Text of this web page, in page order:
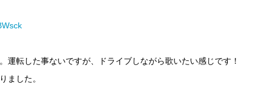
運転した事ないですが、ドライブしながら歌いたい感じです！
ました。